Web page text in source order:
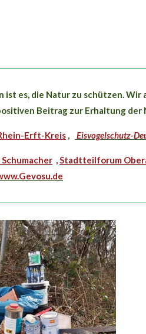
es, die Natur zu schützen.
Beitrag zur Erhaltung der
Erft-Kreis, Eisvogelschutz-
,Stadtteilforum